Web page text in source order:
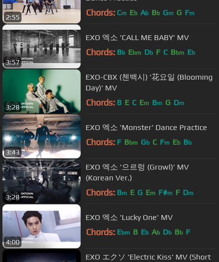
2:55 Chords: Cm Eb Ab Bb Gm G Fm
3:57
EXO 엑소 'CALL ME BABY' MV
Chords: Bb Ebm Db F C Bbm Eb
3:28
EXO-CBX (첸백시) '花요일 (Blooming
Day)' MV
Chords: B E C Em Bm G Dm
3:43
EXO 엑소 'Monster' Dance Practice
Chords: F Bbm Gb C Fm Eb Bb
3:28
EXO 엑소 '으르렁 (Growl)' MV
(Korean Ver.)
Chords: Bm E G Em F#m F Dm
4:00
EXO 엑소 'Lucky One' MV
Chords: Ebm B Eb Ab Db Bb F
EXO エクソ 'Electric Kiss' MV (Short